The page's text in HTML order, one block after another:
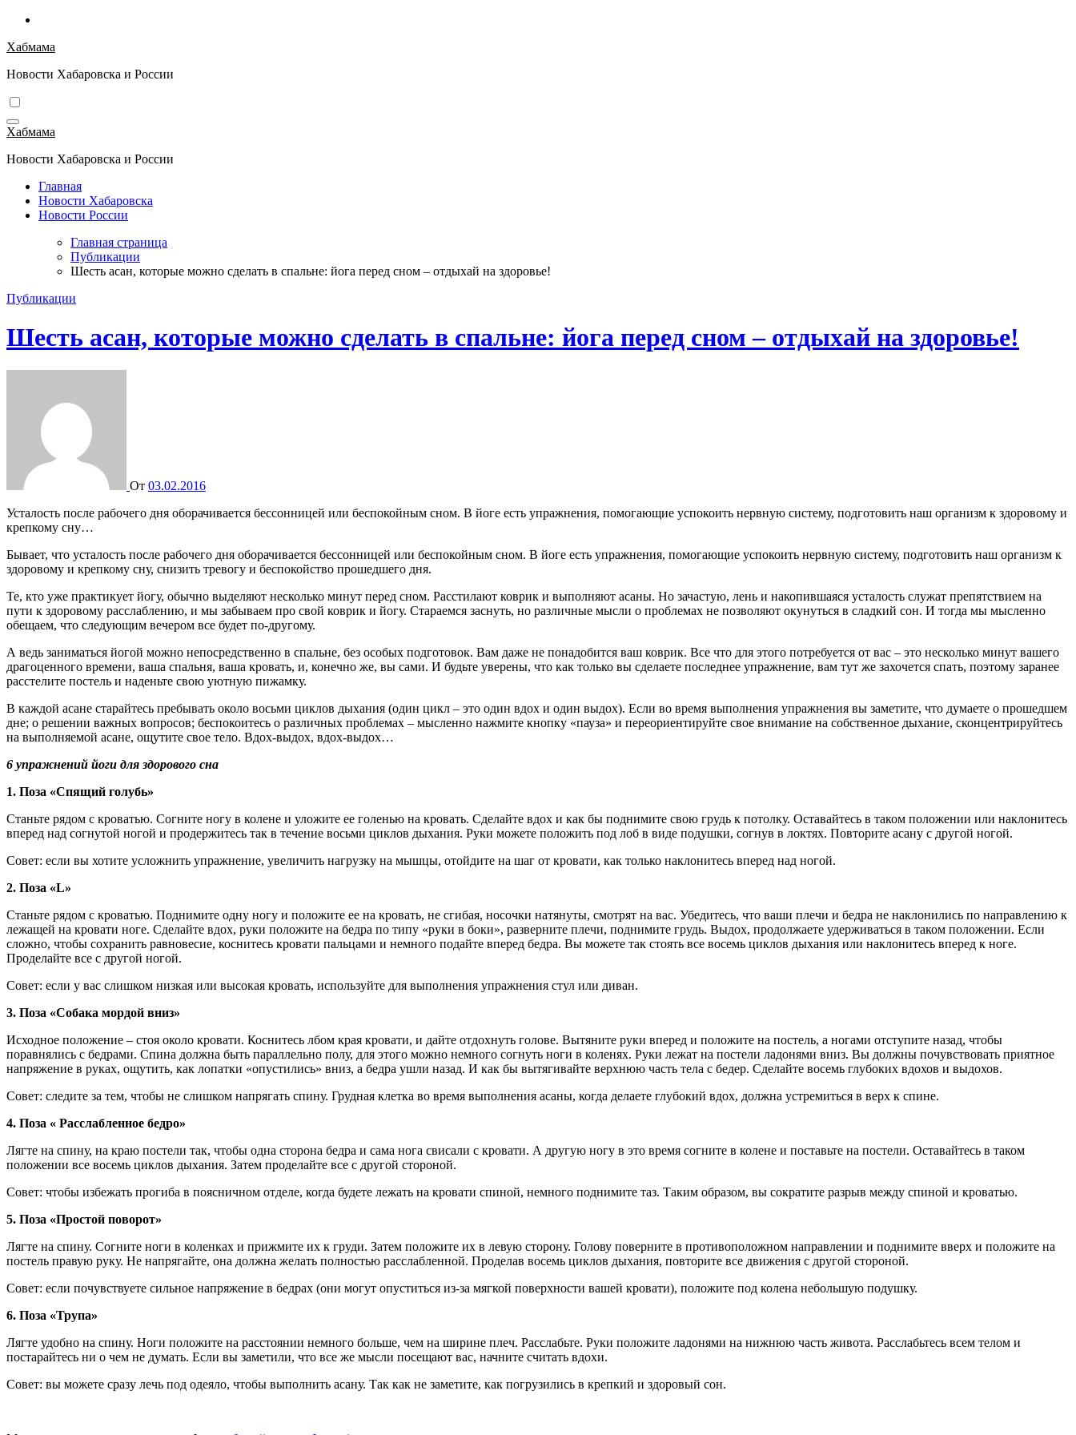
Перейти
содержимому
Хабмама
Новости Хабаровска и России
Хабмама
Новости Хабаровска и России
Главная
Новости Хабаровска
Новости России
Главная страница
Публикации
Шесть асан, которые можно сделать в спальне: йога перед сном – отдыхай на здоровье!
Публикации
Шесть асан, которые можно сделать в спальне: йога перед сном – отдыхай на здоровье!
От 03.02.2016
Усталость после рабочего дня оборачивается бессонницей или беспокойным сном. В йоге есть упражнения, помогающие успокоить нервную систему, подготовить наш организм к здоровому и
крепкому сну…
Бывает, что усталость после рабочего дня оборачивается бессонницей или беспокойным сном. В йоге есть упражнения, помогающие успокоить нервную систему, подготовить наш организм к
здоровому и крепкому сну, снизить тревогу и беспокойство прошедшего дня.
Те, кто уже практикует йогу, обычно выделяют несколько минут перед сном. Расстилают коврик и выполняют асаны. Но зачастую, лень и накопившаяся усталость служат препятствием на
пути к здоровому расслаблению, и мы забываем про свой коврик и йогу. Стараемся заснуть, но различные мысли о проблемах не позволяют окунуться в сладкий сон. И тогда мы мысленно
обещаем, что следующим вечером все будет по-другому.
А ведь заниматься йогой можно непосредственно в спальне, без особых подготовок. Вам даже не понадобится ваш коврик. Все что для этого потребуется от вас – это несколько минут вашего
драгоценного времени, ваша спальня, ваша кровать, и, конечно же, вы сами. И будьте уверены, что как только вы сделаете последнее упражнение, вам тут же захочется спать, поэтому заранее
расстелите постель и наденьте свою уютную пижамку.
В каждой асане старайтесь пребывать около восьми циклов дыхания (один цикл – это один вдох и один выдох). Если во время выполнения упражнения вы заметите, что думаете о прошедшем
дне; о решении важных вопросов; беспокоитесь о различных проблемах – мысленно нажмите кнопку «пауза» и переориентируйте свое внимание на собственное дыхание, сконцентрируйтесь
на выполняемой асане, ощутите свое тело. Вдох-выдох, вдох-выдох…
6 упражнений йоги для здорового сна
1. Поза «Спящий голубь»
Станьте рядом с кроватью. Согните ногу в колене и уложите ее голенью на кровать. Сделайте вдох и как бы поднимите свою грудь к потолку. Оставайтесь в таком положении или наклонитесь
вперед над согнутой ногой и продержитесь так в течение восьми циклов дыхания. Руки можете положить под лоб в виде подушки, согнув в локтях. Повторите асану с другой ногой.
Совет: если вы хотите усложнить упражнение, увеличить нагрузку на мышцы, отойдите на шаг от кровати, как только наклонитесь вперед над ногой.
2. Поза «L»
Станьте рядом с кроватью. Поднимите одну ногу и положите ее на кровать, не сгибая, носочки натянуты, смотрят на вас. Убедитесь, что ваши плечи и бедра не наклонились по направлению к
лежащей на кровати ноге. Сделайте вдох, руки положите на бедра по типу «руки в боки», разверните плечи, поднимите грудь. Выдох, продолжаете удерживаться в таком положении. Если
сложно, чтобы сохранить равновесие, коснитесь кровати пальцами и немного подайте вперед бедра. Вы можете так стоять все восемь циклов дыхания или наклонитесь вперед к ноге.
Проделайте все с другой ногой.
Совет: если у вас слишком низкая или высокая кровать, используйте для выполнения упражнения стул или диван.
3. Поза «Собака мордой вниз»
Исходное положение – стоя около кровати. Коснитесь лбом края кровати, и дайте отдохнуть голове. Вытяните руки вперед и положите на постель, а ногами отступите назад, чтобы
поравнялись с бедрами. Спина должна быть параллельно полу, для этого можно немного согнуть ноги в коленях. Руки лежат на постели ладонями вниз. Вы должны почувствовать приятное
напряжение в руках, ощутить, как лопатки «опустились» вниз, а бедра ушли назад. И как бы вытягивайте верхнюю часть тела с бедер. Сделайте восемь глубоких вдохов и выдохов.
Совет: следите за тем, чтобы не слишком напрягать спину. Грудная клетка во время выполнения асаны, когда делаете глубокий вдох, должна устремиться в верх к спине.
4. Поза « Расслабленное бедро»
Лягте на спину, на краю постели так, чтобы одна сторона бедра и сама нога свисали с кровати. А другую ногу в это время согните в колене и поставьте на постели. Оставайтесь в таком
положении все восемь циклов дыхания. Затем проделайте все с другой стороной.
Совет: чтобы избежать прогиба в поясничном отделе, когда будете лежать на кровати спиной, немного поднимите таз. Таким образом, вы сократите разрыв между спиной и кроватью.
5. Поза «Простой поворот»
Лягте на спину. Согните ноги в коленках и прижмите их к груди. Затем положите их в левую сторону. Голову поверните в противоположном направлении и поднимите вверх и положите на
постель правую руку. Не напрягайте, она должна желать полностью расслабленной. Проделав восемь циклов дыхания, повторите все движения с другой стороной.
Совет: если почувствуете сильное напряжение в бедрах (они могут опуститься из-за мягкой поверхности вашей кровати), положите под колена небольшую подушку.
6. Поза «Трупа»
Лягте удобно на спину. Ноги положите на расстоянии немного больше, чем на ширине плеч. Расслабьте. Руки положите ладонями на нижнюю часть живота. Расслабьтесь всем телом и
постарайтесь ни о чем не думать. Если вы заметили, что все же мысли посещают вас, начните считать вдохи.
Совет: вы можете сразу лечь под одеяло, чтобы выполнить асану. Так как не заметите, как погрузились в крепкий и здоровый сон.